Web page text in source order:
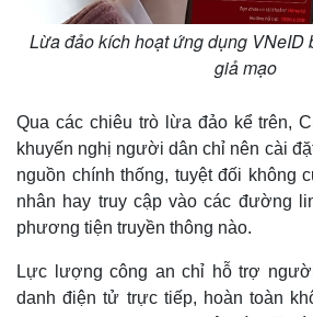
Lừa đảo kích hoạt ứng dụng VNeID
giả mạo
Qua các chiêu trò lừa đảo kể trên,
khuyến nghị người dân chỉ nên cài
nguồn chính thống, tuyệt đối không
nhân hay truy cập vào các đường
phương tiện truyền thông nào.
Lực lượng công an chỉ hỗ trợ
danh điện tử trực tiếp, hoàn toàn